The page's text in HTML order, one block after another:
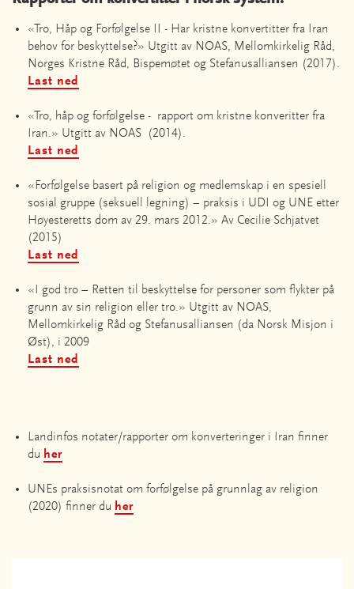
«Tro, Håp og Forfølgelse II - Har kristne konvertitter fra Iran
behov for beskyttelse?» Utgitt av NOAS, Mellomkirkelig Råd,
Norges Kristne Råd, Bispemøtet og Stefanusalliansen (2017).
Last ned
«Tro, håp og forfølgelse - rapport om kristne konveritter fra
Iran.» Utgitt av NOAS (2014).
Last ned
«Forfølgelse basert på religion og medlemskap i en spesiell
sosial gruppe (seksuell legning) – praksis i UDI og UNE etter
Høyesteretts dom av 29. mars 2012.» Av Cecilie Schjatvet
(2015)
Last ned
«I god tro – Retten til beskyttelse for personer som flykter på
grunn av sin religion eller tro.» Utgitt av NOAS,
Mellomkirkelig Råd og Stefanusalliansen (da Norsk Misjon i
Øst), i 2009
Last ned
Landinfos notater/rapporter om konverteringer i Iran finner
du her
UNEs praksisnotat om forfølgelse på grunnlag av religion
(2020) finner du her